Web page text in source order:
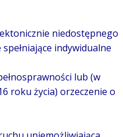
niedostępnego
indywidualne
lub (w
roku życia) orzeczenie o